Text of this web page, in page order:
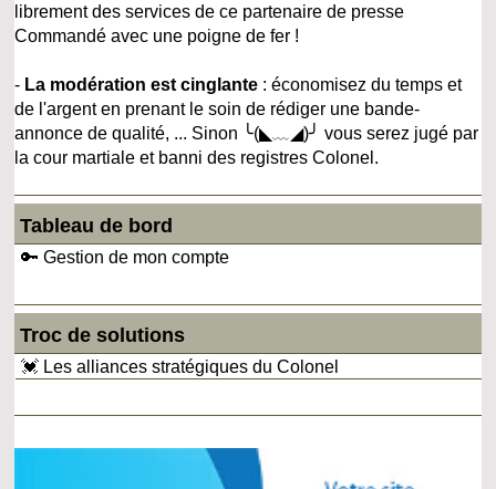
librement des services de ce partenaire de presse
Commandé avec une poigne de fer !
- La modération est cinglante : économisez du temps et
de l'argent en prenant le soin de rédiger une bande-
annonce de qualité, ... Sinon ╰(◣﹏◢)╯ vous serez jugé par
la cour martiale et banni des registres Colonel.
Tableau de bord
🔑 Gestion de mon compte
Troc de solutions
💓 Les alliances stratégiques du Colonel